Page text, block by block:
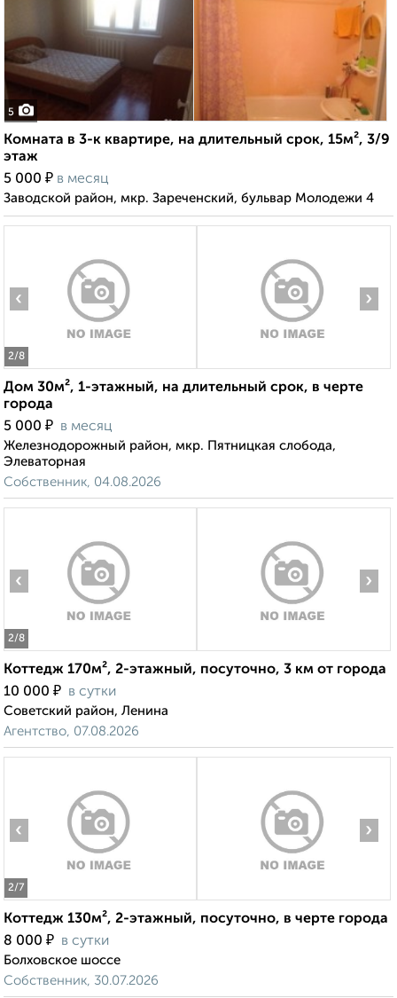
5
Комната в 3-к квартире, на длительный срок, 15м², 3/9
этаж
5 000 ₽ в месяц
Заводской район, мкр. Зареченский, бульвар Молодежи 4
2/8
‹ ›
Дом 30м², 1-этажный, на длительный срок, в черте
города
5 000 ₽ в месяц
Железнодорожный район, мкр. Пятницкая слобода,
Элеваторная
Собственник, 04.08.2026
2/8
‹ ›
Коттедж 170м², 2-этажный, посуточно, 3 км от города
10 000 ₽ в сутки
Советский район, Ленина
Агентство, 07.08.2026
2/7
‹ ›
Коттедж 130м², 2-этажный, посуточно, в черте города
8 000 ₽ в сутки
Болховское шоссе
Собственник, 30.07.2026